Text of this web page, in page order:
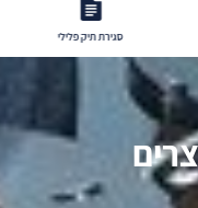
סגירת תיק פלילי